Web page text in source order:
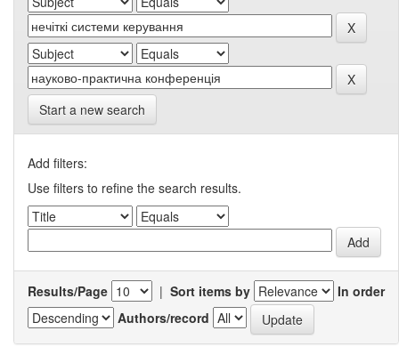
Start a new search
Add filters:
Use filters to refine the search results.
Results/Page | Sort items by
In order
Authors/record